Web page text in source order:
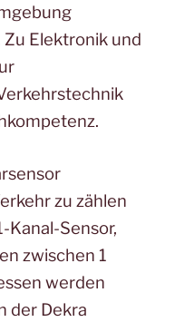
Elektronik und
zu zählen
Kanal-Sensor,
zwischen 1
werden
der Dekra